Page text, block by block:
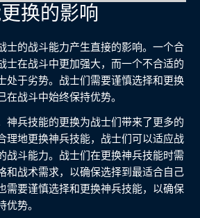
换的影响
士的战斗能力产生直接的影响。一个合
士在战斗中更加强大，而一个不合适的
处于劣势。战士们需要谨慎选择和更换
战斗中始终保持优势。
神兵技能的更换为战士们带来了更多的
理地更换神兵技能，战士们可以适应战
战斗能力。战士们在更换神兵技能时需
和战术需求，以确保选择到最适合自己
需要谨慎选择和更换神兵技能，以确保
势。